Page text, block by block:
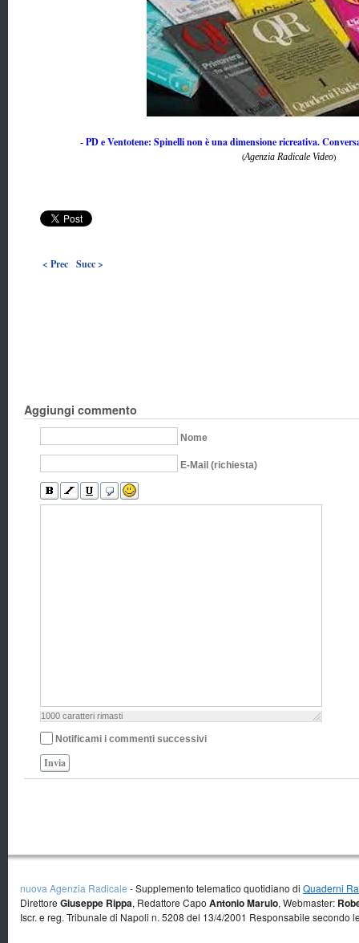
- PD e Ventotene: Spinelli non è una dimensione ricreativa.
(Agenzia Radicale Video)
< Prec Succ >
Aggiungi commento
Nome
E-Mail (richiesta)
1000 caratteri rimasti
Notificami i commenti successivi
Invia
nuova Agenzia Radicale - Supplemento telematico quotidiano di Quaderni
Direttore Giuseppe Rippa, Redattore Capo Antonio Marulo, Webmaster:
Iscr. e reg. Tribunale di Napoli n. 5208 del 13/4/2001 Responsabile secondo